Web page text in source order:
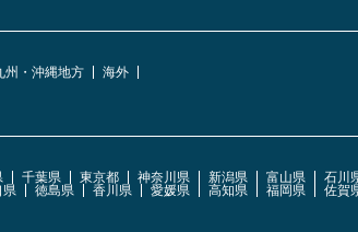
州・沖縄地方 海外
千葉県 東京都 神奈川県 新潟県 富山県 石川
県 徳島県 香川県 愛媛県 高知県 福岡県 佐賀